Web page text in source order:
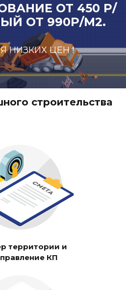
ОТ 450 Р/
ОТ 990Р/М2.
НИЗКИХ ЦЕН !
строительства
территории и
КП